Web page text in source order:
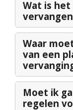
Wat is
Waar
van een
Moet ik
regelen